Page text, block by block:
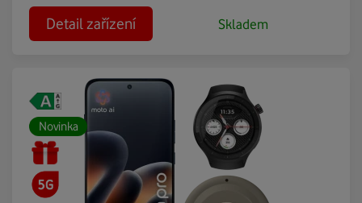
Detail zařízení Skladem
Novinka